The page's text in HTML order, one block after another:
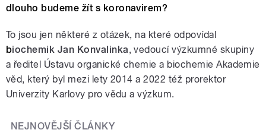
dlouho budeme žít s koronavirem?
To jsou jen některé z otázek, na které odpovídal
biochemik Jan Konvalinka, vedoucí výzkumné skupiny
a ředitel Ústavu organické chemie a biochemie Akademie
věd, který byl mezi lety 2014 a 2022 též prorektor
Univerzity Karlovy pro vědu a výzkum.
NEJNOVĚJŠÍ ČLÁNKY